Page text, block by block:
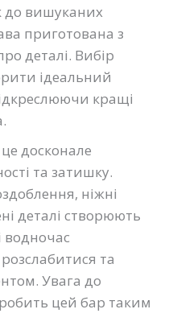
до вишуканих
приготована з
деталі. Вибір
ідеальний
кращі
це досконале
та затишку.
ніжні
деталі створюють
водночас
та
Увага до
цей бар таким